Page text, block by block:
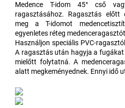
Medence T-idom 45° cső
ragasztásához. Ragasztás előtt
meg a T-idomot
egyenletes réteg
Használjon speciális PVC-
A ragasztás után hagyja a
mielőtt folytatná. A
alatt megkeményednek. Ennyi idő